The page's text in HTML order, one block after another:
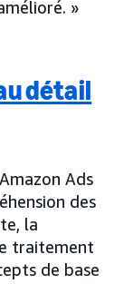
»
détail
Ads
des
la
traitement
de base